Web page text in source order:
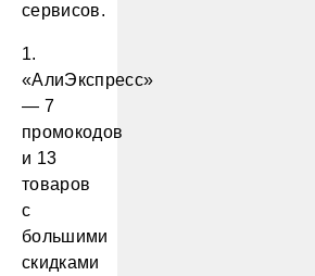
сервисов.
1.
«АлиЭкспресс»
— 7
промокодов
и 13
товаров
с
большими
скидками